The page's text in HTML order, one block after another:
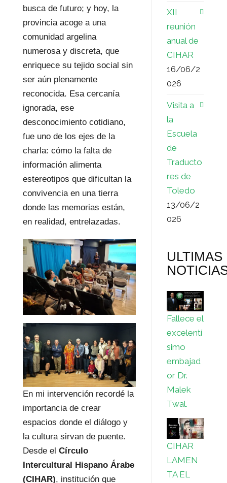
busca de futuro; y hoy, la
provincia acoge a una
comunidad argelina
numerosa y discreta, que
enriquece su tejido social sin
ser aún plenamente
reconocida. Esa cercanía
ignorada, ese
desconocimiento cotidiano,
fue uno de los ejes de la
charla: cómo la falta de
información alimenta
estereotipos que dificultan la
convivencia en una tierra
donde las memorias están,
en realidad, entrelazadas.
En mi intervención recordé la
importancia de crear
espacios donde el diálogo y
la cultura sirvan de puente.
Desde el Círculo
Intercultural Hispano Árabe
(CIHAR), institución que
XII
reunión
anual de
CIHAR
16/06/2
026
Visita a
la
Escuela
de
Traducto
res de
Toledo
13/06/2
026
ULTIMAS
Fallece el
excelentí
simo
embajad
or Dr.
Malek
Twal.
CIHAR
LAMEN
TA EL